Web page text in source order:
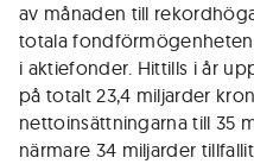
av månaden till
totala fondförmögenheten
i aktiefonder. Hittills i år
på totalt 23,4 miljarder
nettoinsättningarna till 35
närmare 34 miljarder